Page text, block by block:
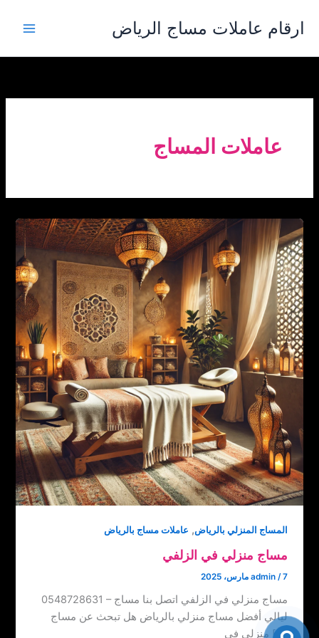
المحتوى
ارقام عاملات مساج الرياض
عاملات المساج
المساج المنزلي بالرياض, عاملات مساج بالرياض
مساج منزلي في الزلفي
admin /7 مارس، 2025
مساج منزلي في الزلفي اتصل بنا ‏‪0548728631 – مساج
ليالي أفضل مساج منزلي بالرياض هل تبحث عن مساج
منزلي في […]